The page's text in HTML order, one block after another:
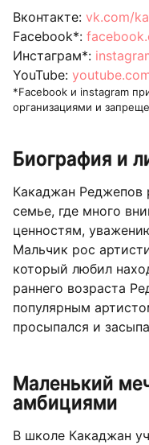
Вконтакте: vk.com/
Facebook*:
Инстаграм*:
YouTube:
*Facebook и instagram
организациями и
Биография и
Какаджан Реджепов
семье, где много
ценностям,
Мальчик рос
который любил
раннего возраста
популярным
просыпался и
Маленький
амбициями
В школе Какаджан